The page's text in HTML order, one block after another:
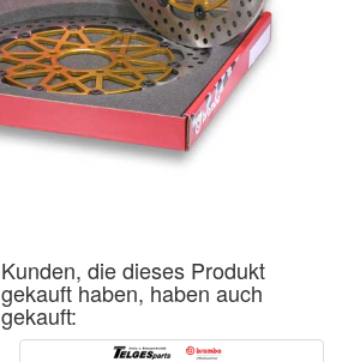
Kunden, die dieses Produkt
gekauft haben, haben auch
gekauft: